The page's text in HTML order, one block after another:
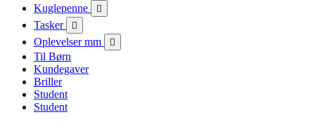
Kuglepenne

Tasker 
Oplevelser mm 
Til Børn
Kundegaver
Briller
Student
Student